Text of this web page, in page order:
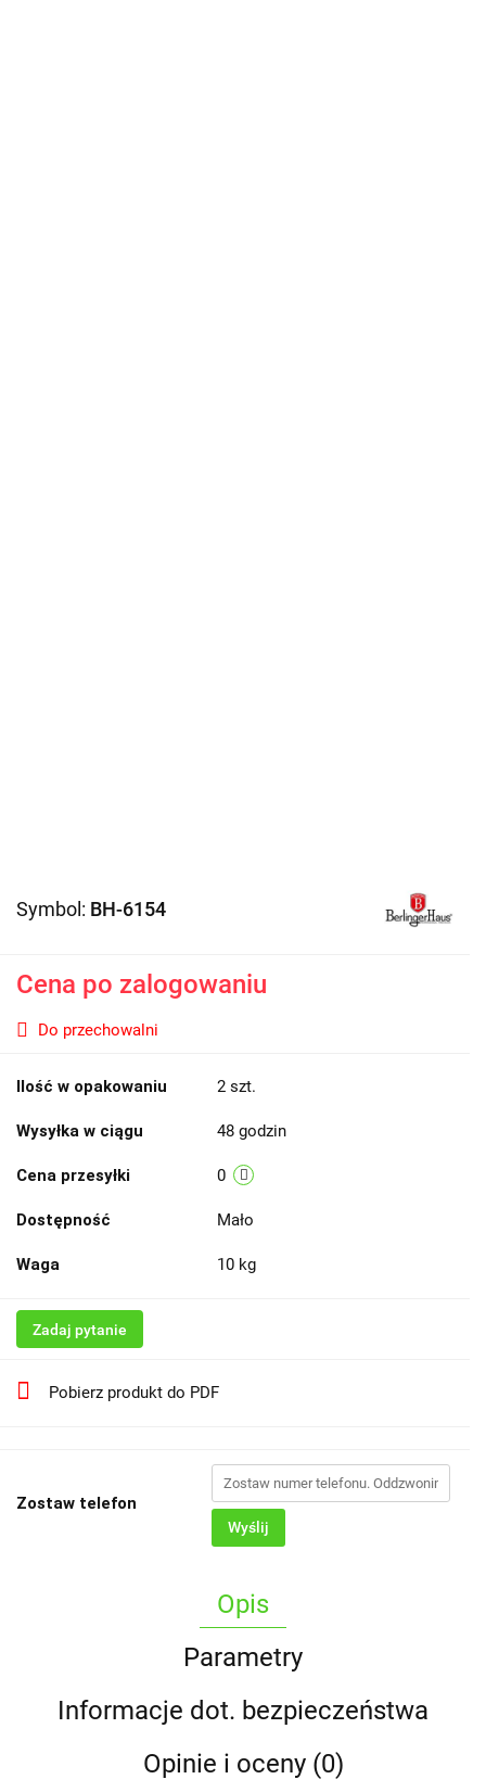
Symbol: BH-6154
Cena po zalogowaniu
Do przechowalni
Ilość w opakowaniu 2 szt.
Wysyłka w ciągu 48 godzin
Cena przesyłki 0
Dostępność Mało
Waga 10 kg
Zadaj pytanie
Pobierz produkt do PDF
Zostaw telefon
Wyślij
Opis
Parametry
Informacje dot. bezpieczeństwa
Opinie i oceny (0)